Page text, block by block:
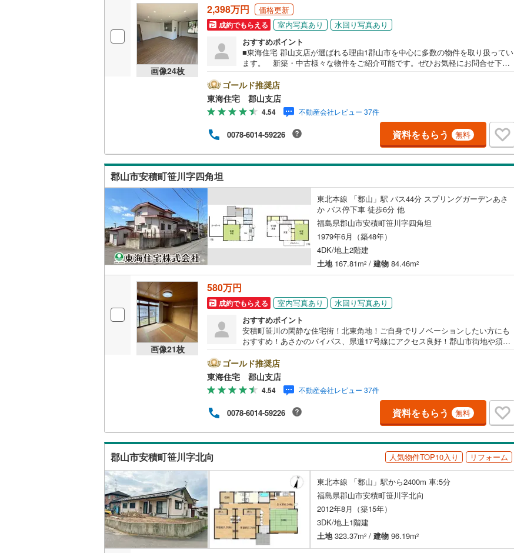
画像24枚
2,398万円 価格更新
成約でもらえる 室内写真あり
水回り写真あり
おすすめポイント
■東海住宅 郡山支店が選ばれる理由1郡山市を中心に多数の物件を取り扱ってい
ます。 新築・中古様々な物件をご紹介可能です。ぜひお気軽にお問合せ下さ
のご要望を実現するために、責任を持って物件をお預かり致します。3創業50年
以上 独自のノウハウで最適な物件を一緒にお探しします。 ローンに不安な方
でもまずはお気軽にご相談下さい。 ご予算や自己資金、ローンの借入、返済
プランなど些細な事でもご相談承ります。東海住宅 郡山支店営業時間 9:30～
18:30（定休日:火・水）お電話でのお問い合わせがスムーズにご案内できま
す。また、見学予約ボタンより現地のご案内も可能です。＝＝＝＝＝＝＝＝＝
ゴールド推奨店
東海住宅 郡山支店
4.54 不動産会社レビュー 37件
0078-6014-59226 資料をもらう 無料
郡山市安積町笹川字四角坦
東北本線 「郡山」駅 バス44分 スプリングガーデンあさ
か バス停下車 徒歩6分 他
福島県郡山市安積町笹川字四角坦
1979年6月（築48年）
4DK/地上2階建
土地167.81m2 / 建物 84.46m2
画像21枚
580万円
成約でもらえる 室内写真あり
水回り写真あり
おすすめポイント
安積町笹川の閑静な住宅街！北東角地！ご自身でリノベーションしたい方にも
おすすめ！あさかのバイパス、県道17号線にアクセス良好！郡山市街地や須賀
ゴールド推奨店
東海住宅 郡山支店
4.54 不動産会社レビュー 37件
0078-6014-59226 資料をもらう 無料
郡山市安積町笹川字北向 人気物件TOP10入り リフォーム
東北本線 「郡山」駅から2400m 車:5分
福島県郡山市安積町笹川字北向
2012年8月（築15年）
3DK/地上1階建
土地323.37m2 / 建物 96.19m2
浴室
浴室乾燥機あり（1
ウォークインクローゼット
（1）
バルコニー、庭
ウッドデッキあり（0）
構造・規模・施工・品質・工法関連
耐震、免震、制震構造
（1 ）
住宅性能評価付き
オンライン内見(相談)可
オンライン対応とは？